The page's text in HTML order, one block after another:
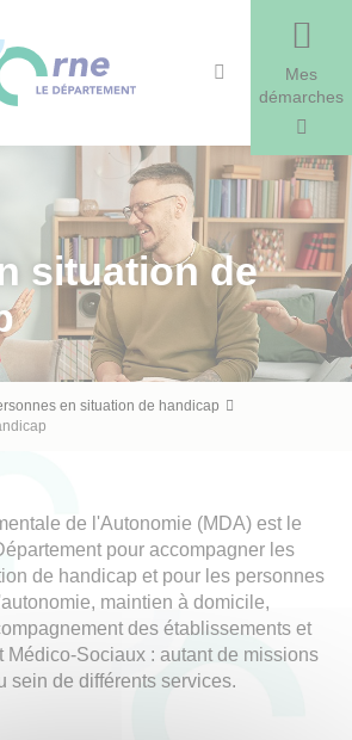
Mes
démarches
situation de
en situation de handicap
de l'Autonomie (MDA) est le
pour accompagner les
de handicap et pour les personnes
maintien à domicile,
des établissements et
Médico-Sociaux : autant de missions
sein de différents services.